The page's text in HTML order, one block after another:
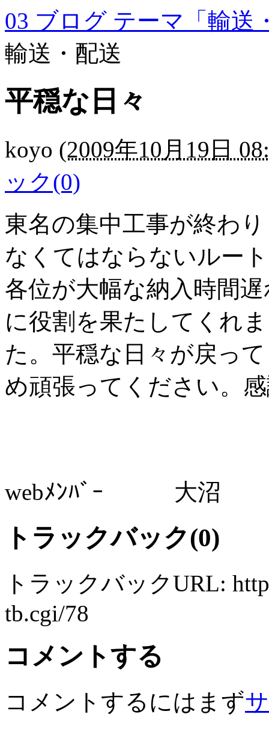
03 ブログ テーマ「輸送
輸送・配送
平穏な日々
koyo (2009年10月19日
ック(0)
東名の集中工事が終わ
なくてはならないルー
各位が大幅な納入時間
に役割を果たしてくれ
た。平穏な日々が戻っ
め頑張ってください。
webﾒﾝﾊﾞｰ 大沼
トラックバック(0)
トラックバックURL:
tb.cgi/78
コメントする
コメントするにはまず